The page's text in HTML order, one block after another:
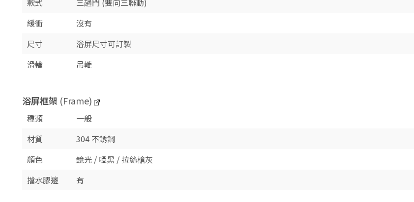
款式
三趟門 (雙向三聯動)
緩衝
沒有
尺寸
浴屏尺寸可訂製
滑輪
吊轆
浴屏框架 (Frame)
種類
一般
材質
304 不銹鋼
顏色
鏡光 / 啞黑 / 拉絲槍灰
擋水膠邊
有